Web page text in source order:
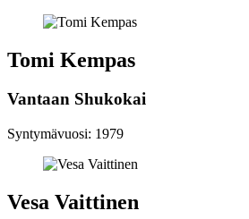
Tomi Kempas
Vantaan Shukokai
Syntymävuosi: 1979
Vesa Vaittinen